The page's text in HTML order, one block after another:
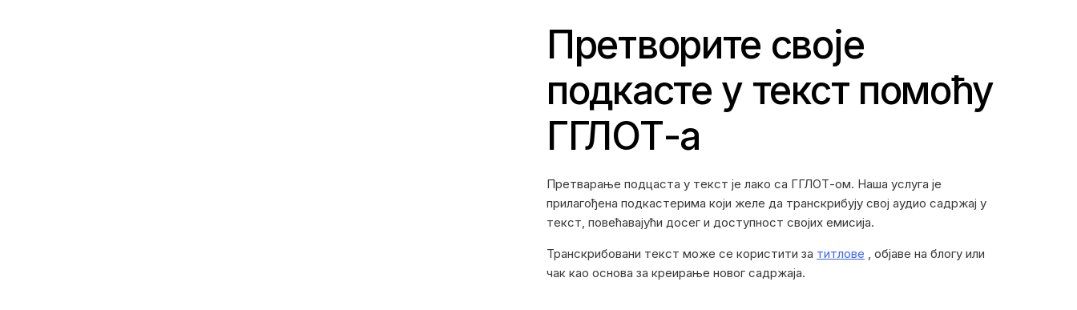
Претворите своје
подкасте у текст помоћу
ГГЛОТ-а
Претварање подцаста у текст је лако са ГГЛОТ-ом. Наша услуга је
прилагођена подкастерима који желе да транскрибују свој аудио садржај у
текст, повећавајући досег и доступност својих емисија.
Транскрибовани текст може се користити за титлове , објаве на блогу или
чак као основа за креирање новог садржаја.